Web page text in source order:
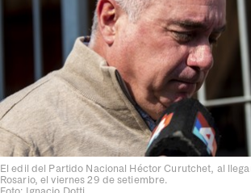
El edil del Partido Nacional Héctor Curutchet, al
Rosario, el viernes 29 de setiembre.